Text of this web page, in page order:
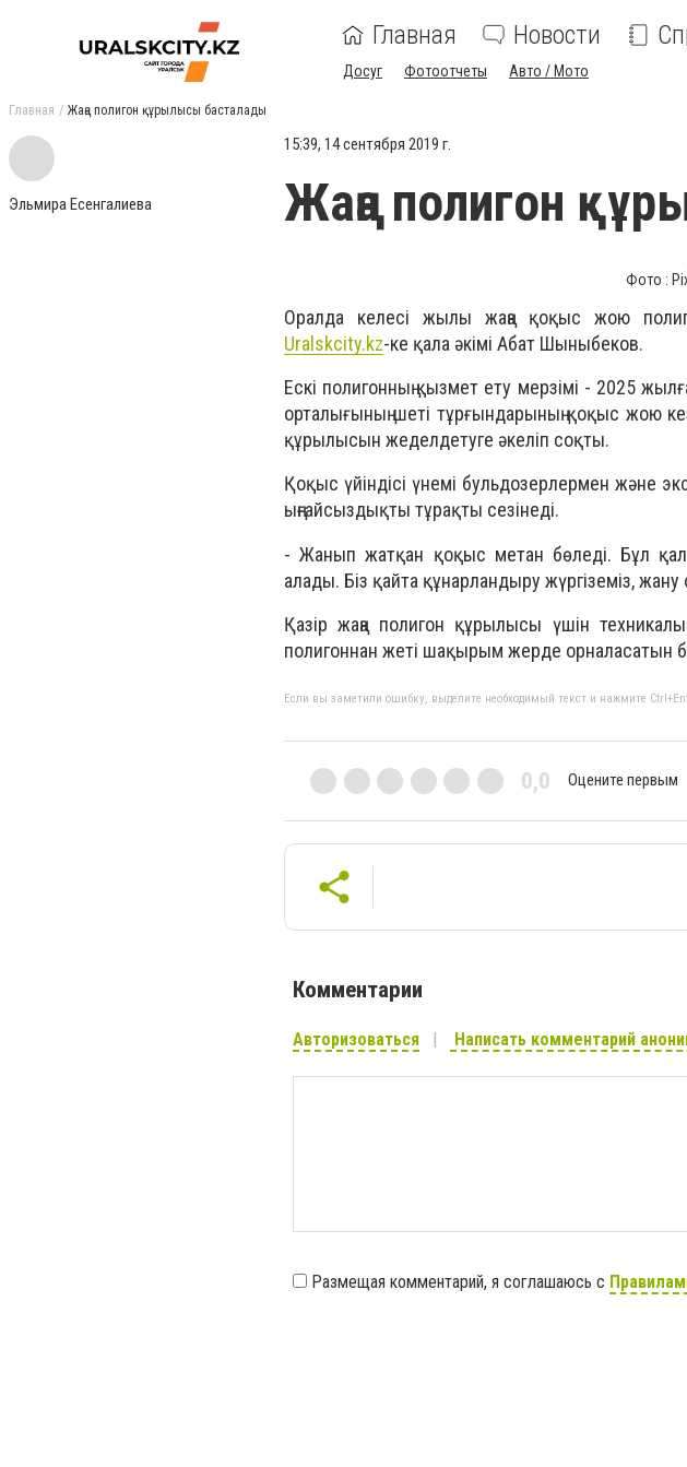
Главная Новости
Досуг Фотоотчеты Авто / Мото
Главная Жаңа полигон құрылысы басталады
Эльмира Есенгалиева
15:39, 14 сентября 2019 г.
Жаңа полигон
Фото :
Оралда келесі жылы жаңа қоқыс жою
Uralskcity.kz-ке қала әкімі Абат Шыныбеков.
Ескі полигонның қызмет ету мерзімі - 2025
орталығының шеті тұрғындарының қоқыс жою
құрылысын жеделдетуге әкеліп соқты.
Қоқыс үйіндісі үнемі бульдозерлермен және
ыңғайсыздықты тұрақты сезінеді.
- Жанып жатқан қоқыс метан бөледі. Бұл
алады. Біз қайта құнарландыру жүргіземіз,
Қазір жаңа полигон құрылысы үшін
полигоннан жеті шақырым жерде орналасатын
Если вы заметили ошибку, выделите необходимый текст и нажмите
0,0 Оцените первым
Комментарии
Авторизоваться Написать комментарий
Размещая комментарий, я соглашаюсь с